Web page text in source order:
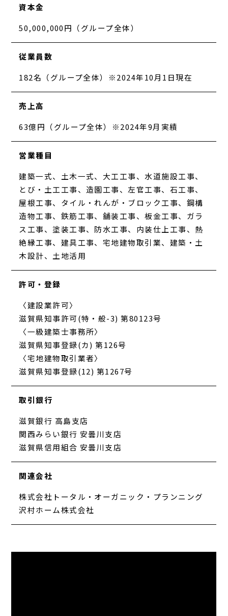
資本金
50,000,000円（グループ全体）
従業員数
182名（グループ全体）※2024年10月1日現在
売上高
63億円（グループ全体）※2024年9月実績
営業種目
建築一式、土木一式、大工工事、水道施設工事、
とび・土工工事、造園工事、左官工事、石工事、
屋根工事、タイル・れんが・ブロック工事、鋼構
造物工事、鉄筋工事、舗装工事、板金工事、ガラ
ス工事、塗装工事、防水工事、内装仕上工事、熱
絶縁工事、建具工事、宅地建物取引業、建築・土
木設計、土地活用
許可・登録
〈建設業許可〉
滋賀県知事許可(特・般-3) 第80123号
〈一級建築士事務所〉
滋賀県知事登録(カ) 第126号
〈宅地建物取引業者〉
滋賀県知事登録(12) 第1267号
取引銀行
滋賀銀行 高島支店
関西みらい銀行 安曇川支店
滋賀県信用組合 安曇川支店
関連会社
株式会社トータル・オーガニック・プランニング
沢村ホーム株式会社